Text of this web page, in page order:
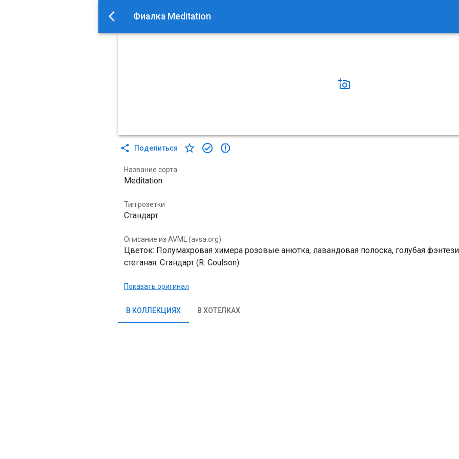
Фиалка Meditation
Поделиться
Название сорта
Meditation
Тип розетки
Стандарт
Описание из AVML (avsa.org)
Цветок: Полумахровая химера розовые анютка, лавандовая полоска, голубая
стеганая. Стандарт (R. Coulson)
Показать оригинал
В КОЛЛЕКЦИЯХ В ХОТЕЛКАХ